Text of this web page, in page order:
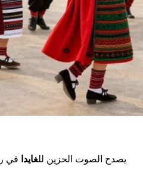
يصدح الصوت الحزين للغايدا في